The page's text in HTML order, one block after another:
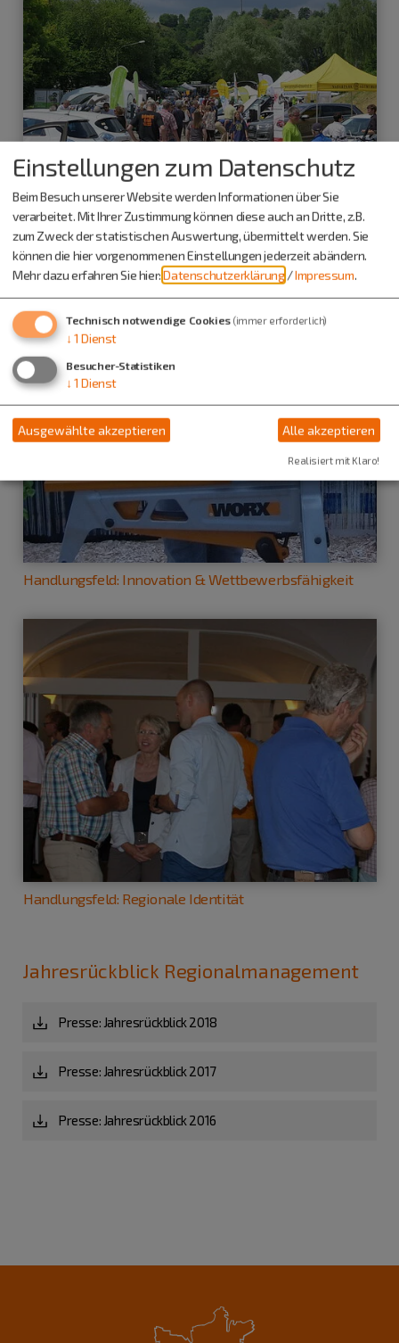
Handlungsfeld: Demographischer Wandel
Handlungsfeld: Innovation & Wettbewerbsfähigkeit
Handlungsfeld: Regionale Identität
Jahresrückblick Regionalmanagement
Presse: Jahresrückblick 2018
Presse: Jahresrückblick 2017
Presse: Jahresrückblick 2016
Einstellungen zum Datenschutz
Beim Besuch unserer Website werden Informationen über Sie
verarbeitet. Mit Ihrer Zustimmung können diese auch an Dritte, z.B.
zum Zweck der statistischen Auswertung, übermittelt werden. Sie
können die hier vorgenommenen Einstellungen jederzeit abändern.
Mehr dazu erfahren Sie hier:Datenschutzerklärung /Impressum.
Technisch notwendige Cookies (immer erforderlich)
↓ 1 Dienst
Besucher-Statistiken
↓ 1 Dienst
Ausgewählte akzeptieren Alle akzeptieren
Realisiert mit Klaro!